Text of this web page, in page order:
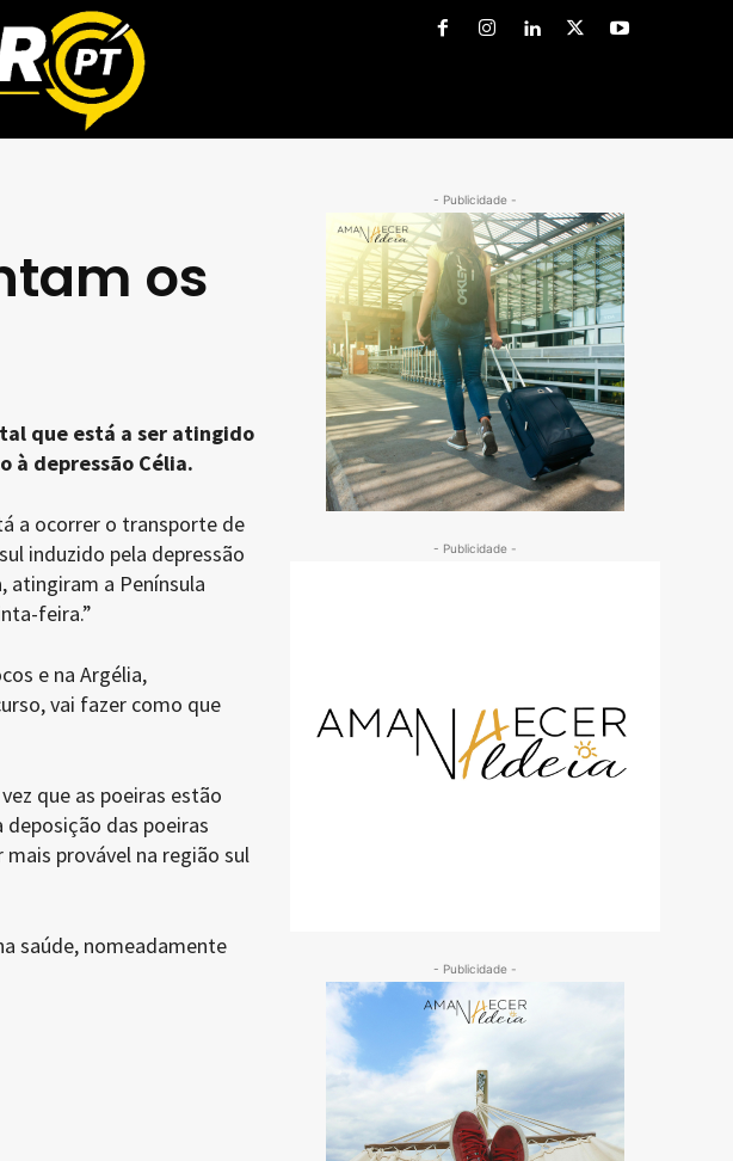
os
que está a ser atingido
à depressão Célia.
a ocorrer o transporte de
induzido pela depressão
atingiram a Península
feira.”
e na Argélia,
vai fazer como que
que as poeiras estão
das poeiras
provável na região sul
saúde, nomeadamente
- Publicidade -
- Publicidade -
- Publicidade -